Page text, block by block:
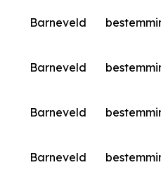
Barneveld
Barneveld
Barneveld
Barneveld